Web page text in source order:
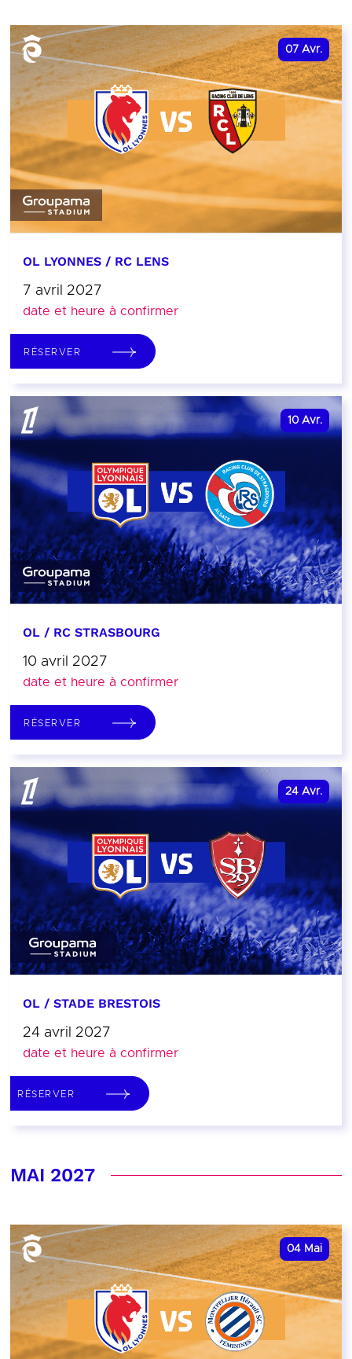
07 Avr.
OL LYONNES / RC LENS
7 avril 2027
date et heure à confirmer
RÉSERVER
10 Avr.
OL / RC STRASBOURG
10 avril 2027
date et heure à confirmer
RÉSERVER
24 Avr.
OL / STADE BRESTOIS
24 avril 2027
date et heure à confirmer
RÉSERVER
MAI 2027
04 Mai